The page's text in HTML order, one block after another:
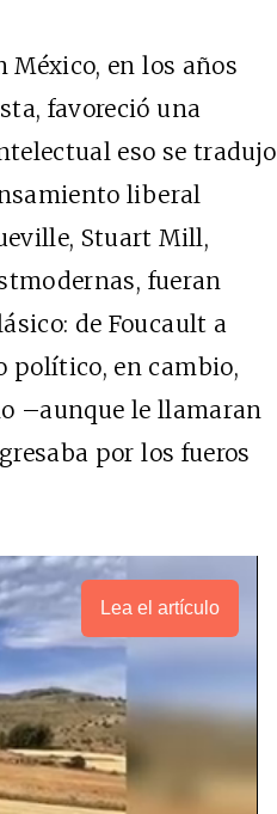
en los años
favoreció una
eso se tradujo
liberal
Stuart Mill,
fueran
de Foucault a
político, en cambio,
–aunque le llamaran
por los fueros
Lea el artículo